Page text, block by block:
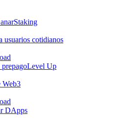
Staking
usuarios cotidianos
Level Up
Web3
DApps